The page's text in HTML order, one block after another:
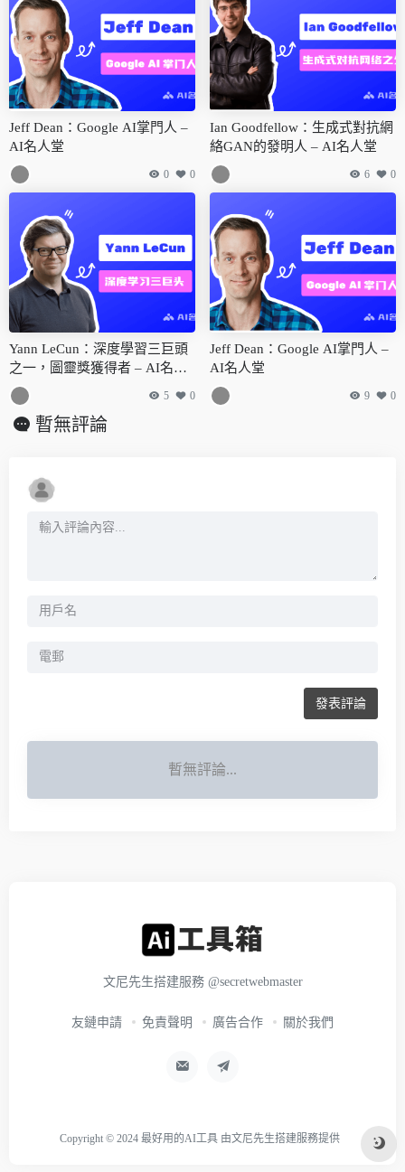
Jeff Dean：Google AI掌門人 –
AI名人堂
0 0
Ian Goodfellow：生成式對抗網
絡GAN的發明人 – AI名人堂
6 0
Yann LeCun：深度學習三巨頭
之一，圖靈獎獲得者 – AI名人
堂
5 0
Jeff Dean：Google AI掌門人 –
AI名人堂
9 0
暫無評論
發表評論
暫無評論...
文尼先生搭建服務 @secretwebmaster
友鏈申請 免責聲明 廣告合作 關於我們
Copyright © 2024 最好用的AI工具 由文尼先生搭建服務提供